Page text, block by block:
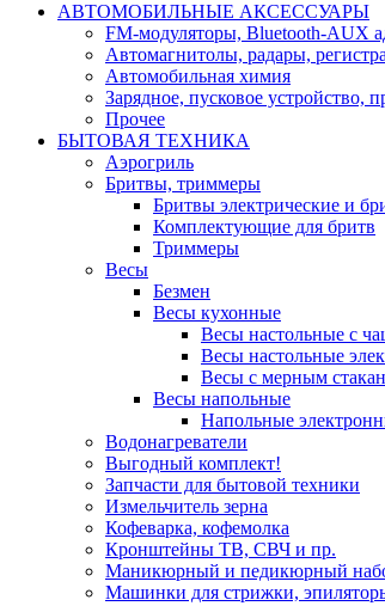
АВТОМОБИЛЬНЫЕ АКСЕССУАРЫ
FM-модуляторы, Bluetooth-AUX
Автомагнитолы, радары,
Автомобильная химия
Зарядное, пусковое устройство,
Прочее
БЫТОВАЯ ТЕХНИКА
Аэрогриль
Бритвы, триммеры
Бритвы электрические и
Комплектующие для бритв
Триммеры
Весы
Безмен
Весы кухонные
Весы настольные с
Весы настольные
Весы с мерным
Весы напольные
Напольные
Водонагреватели
Выгодный комплект!
Запчасти для бытовой техники
Измельчитель зерна
Кофеварка, кофемолка
Кронштейны ТВ, СВЧ и пр.
Маникюрный и педикюрный
Машинки для стрижки,